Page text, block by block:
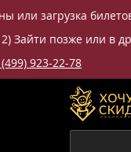
или загрузка
Зайти позже или в
923-22-78